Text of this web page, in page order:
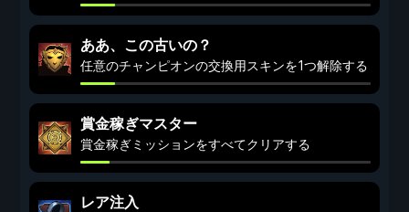
ああ、この古いの？
任意のチャンピオンの交換用スキンを1つ解除する
賞金稼ぎマスター
賞金稼ぎミッションをすべてクリアする
レア注入